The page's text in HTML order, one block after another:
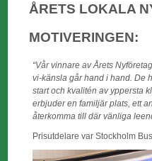
ÅRETS LOKALA
MOTIVERINGEN:
“Vår vinnare av Årets
vi-känsla går hand i hand. De
start och kvalitén av yppersta
erbjuder en familjär plats, ett
återkomma till där vänliga
Prisutdelare var Stockholm